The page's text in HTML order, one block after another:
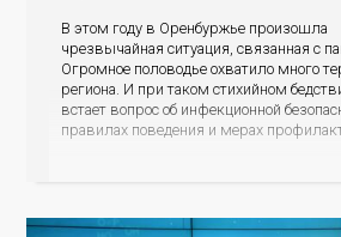
В этом году в Оренбуржье произошла
чрезвычайная ситуация, связанная с
Огромное половодье охватило много
региона. И при таком стихийном
встает вопрос об инфекционной
правилах поведения и мерах